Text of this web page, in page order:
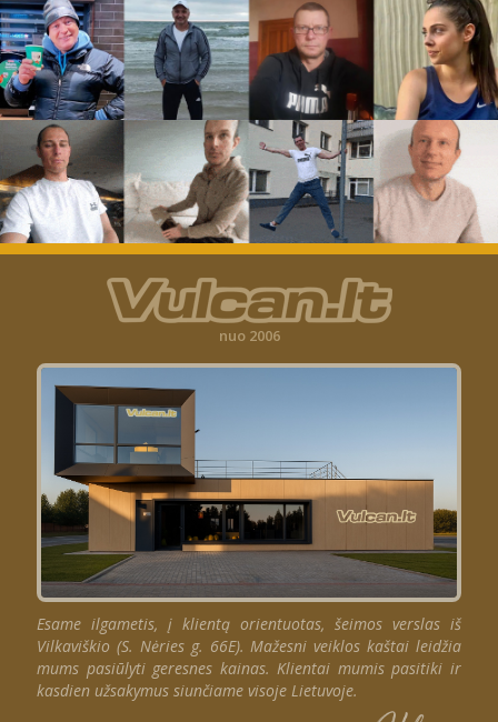
nuo 2006
Esame ilgametis, į klientą orientuotas, šeimos verslas iš
Vilkaviškio (S. Nėries g. 66E). Mažesni veiklos kaštai leidžia
mums pasiūlyti geresnes kainas. Klientai mumis pasitiki ir
kasdien užsakymus siunčiame visoje Lietuvoje.